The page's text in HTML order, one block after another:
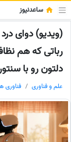
ساعدنیوز
(ویدیو) دوای
رباتی که هم
دلتون رو با
علم و فناوری فناوری